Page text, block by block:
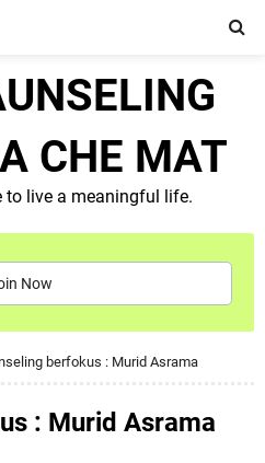
CHE MAT
to live a meaningful life.
Now
berfokus : Murid Asrama
: Murid Asrama